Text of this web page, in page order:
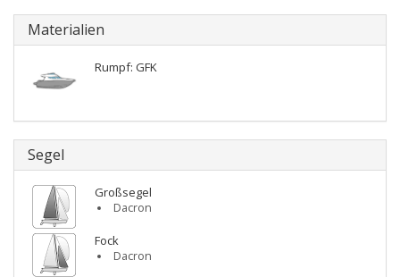
Materialien
Rumpf: GFK
Segel
Großsegel
Dacron
Fock
Dacron